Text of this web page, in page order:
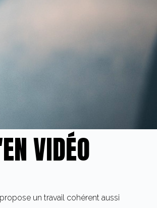
VIDÉO
un travail cohérent aussi